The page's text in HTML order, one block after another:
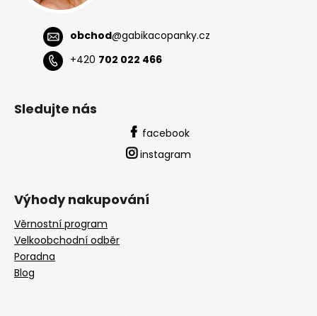
obchod@gabikacopanky.cz
+420 702 022 466
Sledujte nás
facebook
instagram
Výhody nakupování
Věrnostní program
Velkoobchodní odběr
Poradna
Blog